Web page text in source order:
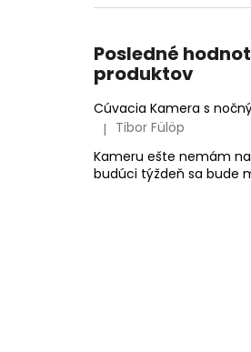
Posledné
produktov
Cúvacia Kamera s
Hodnotenie produktu je
| Tibor Fülöp
Kameru ešte nemám
budúci týždeň sa bude